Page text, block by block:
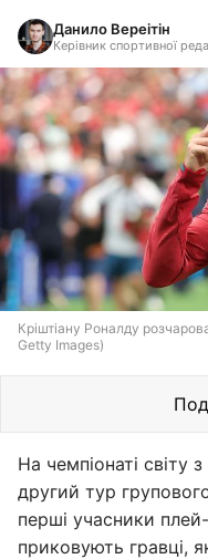
Данило Вереітін
Керівник спортивної
Кріштіану Роналду
Getty Images)
На чемпіонаті світу
другий тур
перші учасники
приковують гравці,